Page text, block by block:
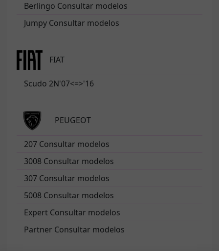
Berlingo Consultar modelos
Jumpy Consultar modelos
FIAT
Scudo 2N'07<=>'16
PEUGEOT
207 Consultar modelos
3008 Consultar modelos
307 Consultar modelos
5008 Consultar modelos
Expert Consultar modelos
Partner Consultar modelos